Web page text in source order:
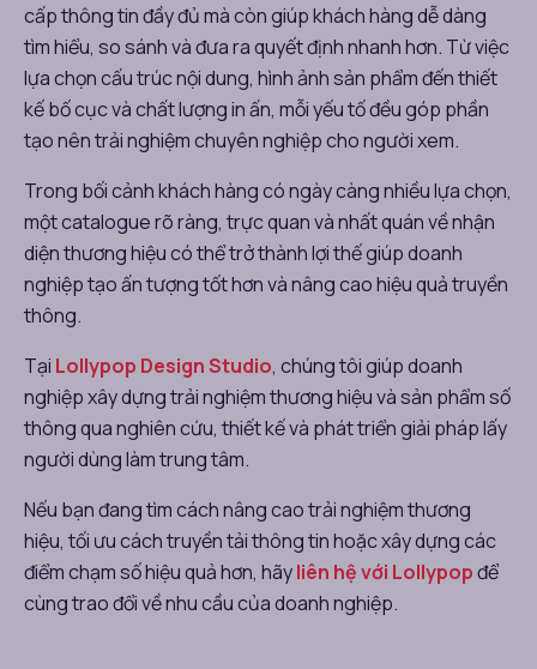
cấp thông tin đầy đủ mà còn giúp khách hàng dễ dàng
tìm hiểu, so sánh và đưa ra quyết định nhanh hơn. Từ việc
lựa chọn cấu trúc nội dung, hình ảnh sản phẩm đến thiết
kế bố cục và chất lượng in ấn, mỗi yếu tố đều góp phần
tạo nên trải nghiệm chuyên nghiệp cho người xem.
Trong bối cảnh khách hàng có ngày càng nhiều lựa chọn,
một catalogue rõ ràng, trực quan và nhất quán về nhận
diện thương hiệu có thể trở thành lợi thế giúp doanh
nghiệp tạo ấn tượng tốt hơn và nâng cao hiệu quả truyền
thông.
Tại Lollypop Design Studio, chúng tôi giúp doanh
nghiệp xây dựng trải nghiệm thương hiệu và sản phẩm số
thông qua nghiên cứu, thiết kế và phát triển giải pháp lấy
người dùng làm trung tâm.
Nếu bạn đang tìm cách nâng cao trải nghiệm thương
hiệu, tối ưu cách truyền tải thông tin hoặc xây dựng các
điểm chạm số hiệu quả hơn, hãyliên hệ với Lollypopđể
cùng trao đổi về nhu cầu của doanh nghiệp.